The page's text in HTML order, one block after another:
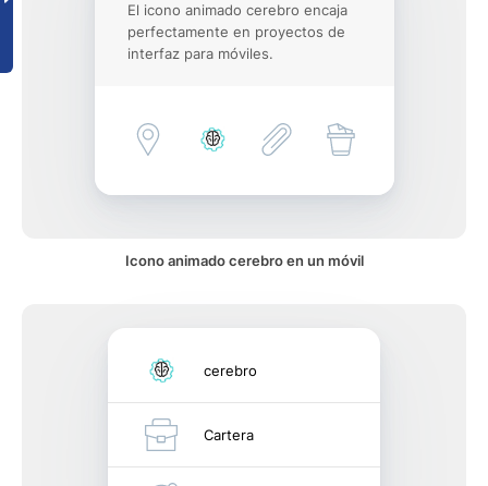
El icono animado cerebro encaja
perfectamente en proyectos de
interfaz para móviles.
Icono animado cerebro en un móvil
cerebro
Cartera